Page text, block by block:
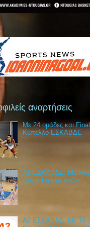
αναρτήσεις
Με 24 ομάδες και
Κύπελλο ΕΣΚΑΒΔΕ
Α1 ΕΣΚΑΒΔΕ: Με
playout η νέα σεζόν
Α2 ΕΣΚΑΒΔΕ: Με 15